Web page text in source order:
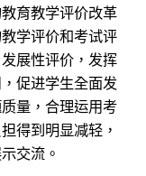
育教学评价改革
学评价和考试评
展性评价，发挥
促进学生全面发
量，合理运用考
得到明显减轻，
交流。